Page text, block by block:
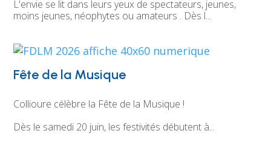
L'envie se lit dans leurs yeux de spectateurs, jeunes,
moins jeunes, néophytes ou amateurs . Dès l...
Fête de la Musique
Collioure célèbre la Fête de la Musique !
Dès le samedi 20 juin, les festivités débutent à...